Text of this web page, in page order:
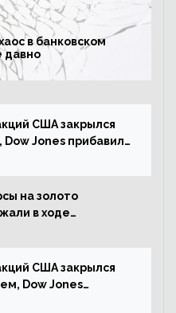
в банковском
давно
США закрылся
Dow Jones прибавил
на золото
в ходе
США закрылся
Dow Jones